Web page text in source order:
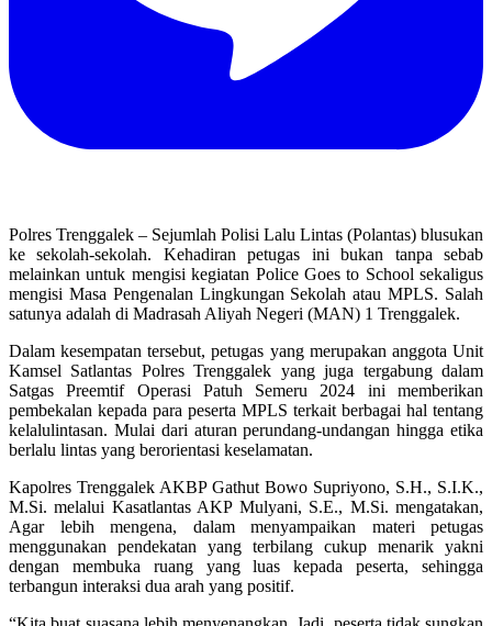
Polres Trenggalek – Sejumlah Polisi Lalu Lintas (Polantas) blusukan
ke sekolah-sekolah. Kehadiran petugas ini bukan tanpa sebab
melainkan untuk mengisi kegiatan Police Goes to School sekaligus
mengisi Masa Pengenalan Lingkungan Sekolah atau MPLS. Salah
satunya adalah di Madrasah Aliyah Negeri (MAN) 1 Trenggalek.
Dalam kesempatan tersebut, petugas yang merupakan anggota Unit
Kamsel Satlantas Polres Trenggalek yang juga tergabung dalam
Satgas Preemtif Operasi Patuh Semeru 2024 ini memberikan
pembekalan kepada para peserta MPLS terkait berbagai hal tentang
kelalulintasan. Mulai dari aturan perundang-undangan hingga etika
berlalu lintas yang berorientasi keselamatan.
Kapolres Trenggalek AKBP Gathut Bowo Supriyono, S.H., S.I.K.,
M.Si. melalui Kasatlantas AKP Mulyani, S.E., M.Si. mengatakan,
Agar lebih mengena, dalam menyampaikan materi petugas
menggunakan pendekatan yang terbilang cukup menarik yakni
dengan membuka ruang yang luas kepada peserta, sehingga
terbangun interaksi dua arah yang positif.